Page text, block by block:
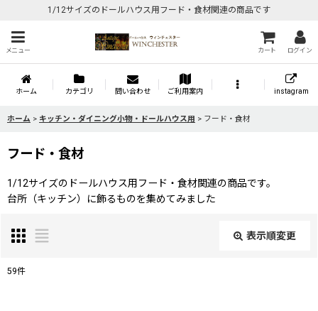
1/12サイズのドールハウス用フード・食材関連の商品です
メニュー カート ログイン
ホーム カテゴリ 問い合わせ ご利用案内 instagram
ホーム > キッチン・ダイニング小物・ドールハウス用 > フード・食材
フード・食材
1/12サイズのドールハウス用フード・食材関連の商品です。
台所（キッチン）に飾るものを集めてみました
表示順変更
59件